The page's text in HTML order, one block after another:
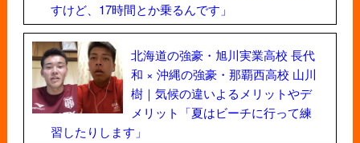
すけど、17時間とか乗るんです」
北海道の強豪・旭川実業高校 長代
和 × 沖縄の強豪・那覇西高校 山川
樹｜気候の違いよるメリットやデ
メリット「夏はビーチに行って練
習したりします」